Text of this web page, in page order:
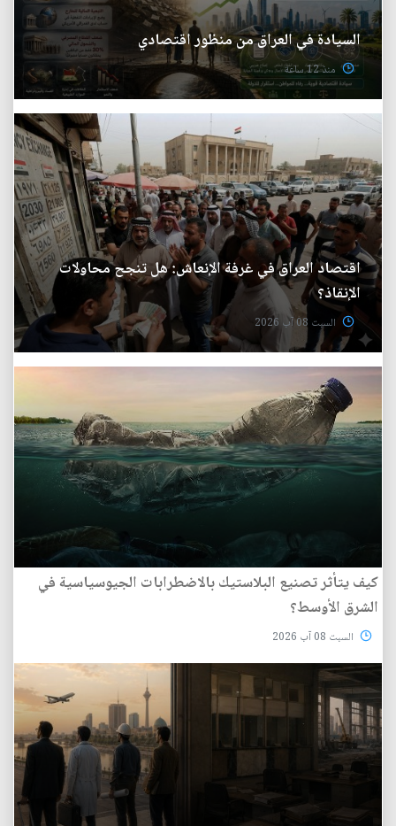
السيادة في العراق من منظور اقتصادي
منذ 12 ساعة
اقتصاد العراق في غرفة الإنعاش: هل تنجح محاولات
الإنقاذ؟
السبت 08 آب 2026
كيف يتأثر تصنيع البلاستيك بالاضطرابات الجيوسياسية في
الشرق الأوسط؟
السبت 08 آب 2026